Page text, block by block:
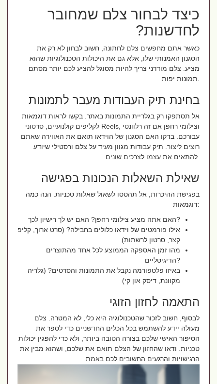
כיצד לבחור צלם שמחובר
לחדשנות?
כאשר אתם מחפשים צלם לחתונה, חשוב לבחון לא רק את
הסגנון האמנותי שלו, אלא גם את היכולות הטכנולוגיות שהוא
מציע. צלם מודרני צריך להיות מסוגל להציע לכם יותר מסתם
בחינת תיק העבודות מעבר לתמונות
אל תסתפקו רק בגלריית התמונות באתר. בקשו לראות דוגמאות
לקליפים קולנועיים, סרטוני Reels, וצילומי רחפן אם זה רלוונטי
עבורכם. בדקו האם הסגנון של הוידאו תואם את האווירה שאתם
רוצים ליצור. תיק עבודות מגוון מעיד על צלם ורסטילי שיודע
שאילת השאלות הנכונות בפגישה
בפגישת ההיכרות, אל תהססו לשאול שאלות טכניות. הנה כמה
האם אתה מציע צילומי רחפן? האם יש לך רישיון לכך?
אילו פורמטים של וידאו כלולים בחבילה? (סרט ארוך, קליפ
קצר, סרטון לרשתות)
מהו זמן האספקה הממוצע לכל אחד מהתוצרים
באיזו פלטפורמה נקבל את התמונות והסרטים? (גלריה
מקוונת, דיסק און קי)
התאמה לחזון הזוגי
לבסוף, חשוב לזכור שהטכנולוגיה היא כלי, לא המטרה. צלם
מעולה יידע להשתמש בכל הכלים החדשניים כדי לספר את
הסיפור האישי שלכם בצורה הטובה ביותר, ולא כדי להפגין יכולות
טכניות. ודאו שהחזון של הצלם תואם את שלכם, ושהוא מבין את
הרגישויות והרגעים החשובים לכם באמת